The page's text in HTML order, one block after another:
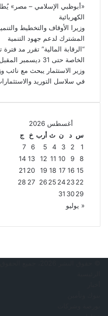
«أبوظبي الإسلامي – مصر»
الكهربائية
وزيرا الأوقاف والتخطيط
المشترك لدعم جهود التنمية
“الرقابة المالية” تقرر مد
الخاصة حتى 31 ديسمبر المقبل
وزير الاستثمار يبحث مع نائب
في سلاسل التوريد
أغسطس 2026
س د ن ث أرب خ
ج
1
2
3
4
5
6
7
8
9
10
11
12
13
14
15
16
17
18
19
20
21
22
23
24
25
26
27
28
29
30
31
« يوليو